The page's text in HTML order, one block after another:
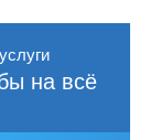
на всё